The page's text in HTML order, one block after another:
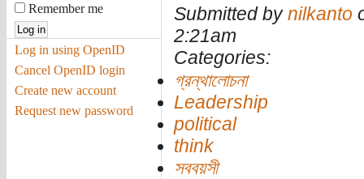
Remember me
Log in using OpenID
Cancel OpenID login
Create new account
Request new password
Submitted by nilkanto
2:21am
Categories:
গ্রন্থালোচনা
Leadership
political
think
সববয়সী